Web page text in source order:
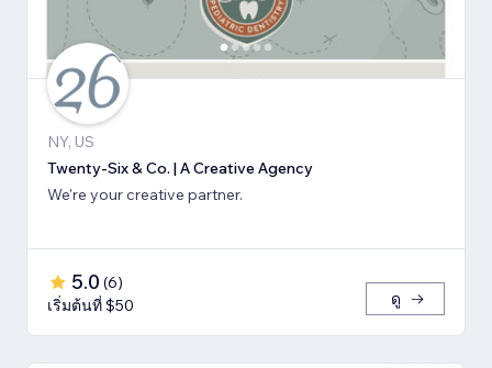
NY, US
Twenty-Six & Co. | A Creative Agency
We're your creative partner.
5.0 (6)
เริ่มต้นที่ $50
ดู